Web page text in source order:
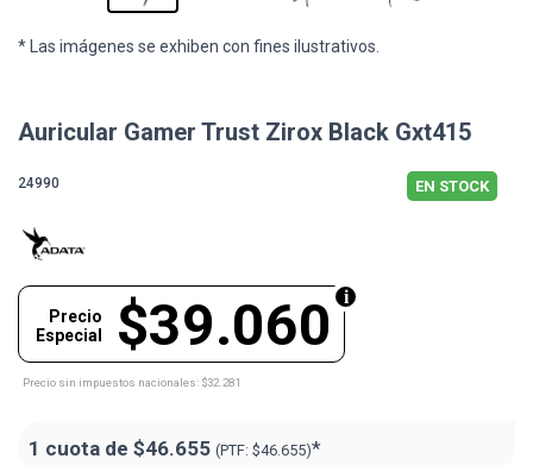
* Las imágenes se exhiben con fines ilustrativos.
Auricular Gamer Trust Zirox Black Gxt415
24990 EN STOCK
$39.060
Precio
Especial
Precio sin impuestos nacionales: $32.281
1 cuota de $46.655 (PTF: $46.655)*